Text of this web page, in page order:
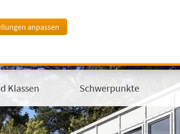
anpassen
Klassen Schwerpunkte